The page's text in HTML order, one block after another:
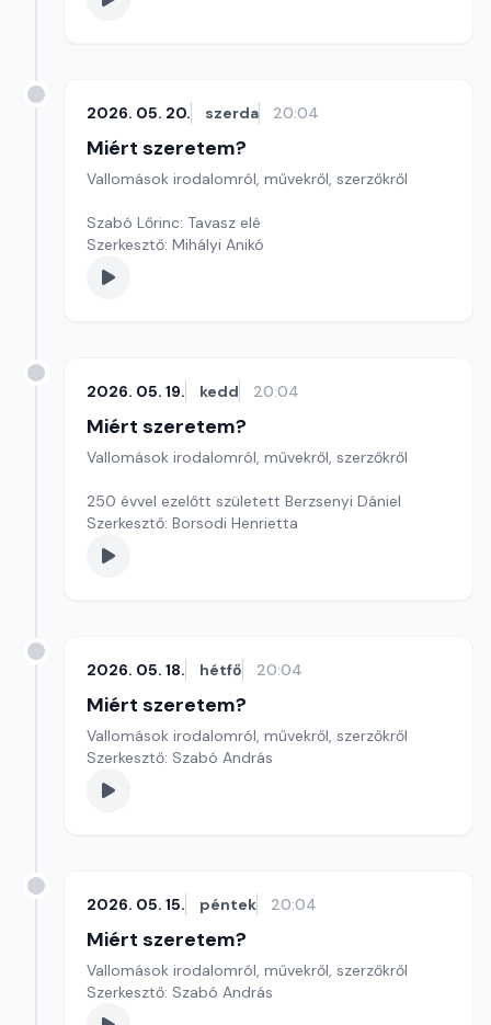
2026. 05. 20. szerda 20:04
Miért szeretem?
Vallomások irodalomról, művekről, szerzőkről
Szabó Lőrinc: Tavasz elé
Szerkesztő: Mihályi Anikó
2026. 05. 19. kedd 20:04
Miért szeretem?
Vallomások irodalomról, művekről, szerzőkről
250 évvel ezelőtt született Berzsenyi Dániel
Szerkesztő: Borsodi Henrietta
2026. 05. 18. hétfő 20:04
Miért szeretem?
Vallomások irodalomról, művekről, szerzőkről
Szerkesztő: Szabó András
2026. 05. 15. péntek 20:04
Miért szeretem?
Vallomások irodalomról, művekről, szerzőkről
Szerkesztő: Szabó András